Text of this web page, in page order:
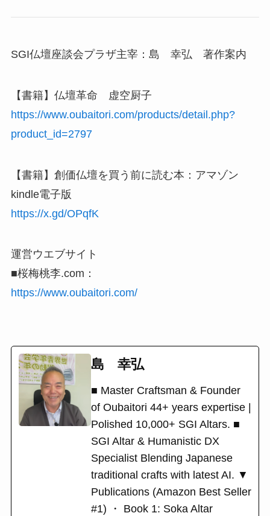
SGI仏壇座談会プラザ主宰：島 幸弘 著作案内
【書籍】仏壇革命 虚空厨子
https://www.oubaitori.com/products/detail.php?
product_id=2797
【書籍】創価仏壇を買う前に読む本：アマゾン
kindle電子版
https://x.gd/OPqfK
運営ウエブサイト
■桜梅桃李.com：
https://www.oubaitori.com/
島 幸弘
■ Master Craftsman & Founder
of Oubaitori 44+ years expertise |
Polished 10,000+ SGI Altars. ■
SGI Altar & Humanistic DX
Specialist Blending Japanese
traditional crafts with latest AI. ▼
Publications (Amazon Best Seller
#1) ・ Book 1: Soka Altar